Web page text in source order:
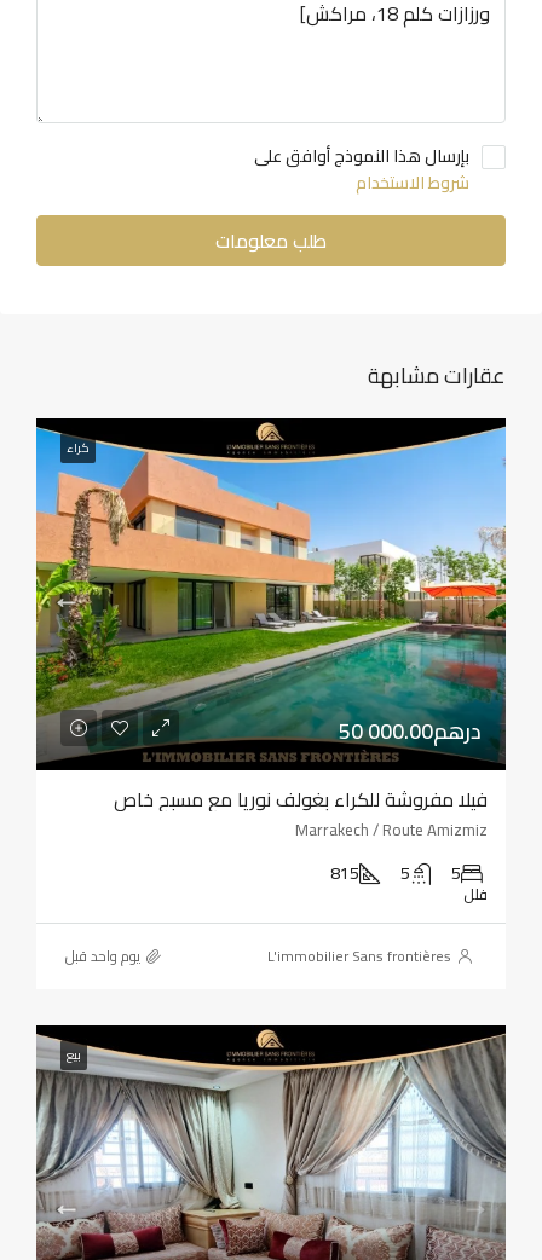
بإرسال هذا النموذج أوافق على
شروط الاستخدام
طلب معلومات
عقارات مشابهة
كراء
50 000.00درهم
فيلا مفروشة للكراء بغولف نوريا مع مسبح خاص
Marrakech / Route Amizmiz
5
5
815
فلل
L'immobilier Sans frontières ‏يوم واحد قبل
بيع